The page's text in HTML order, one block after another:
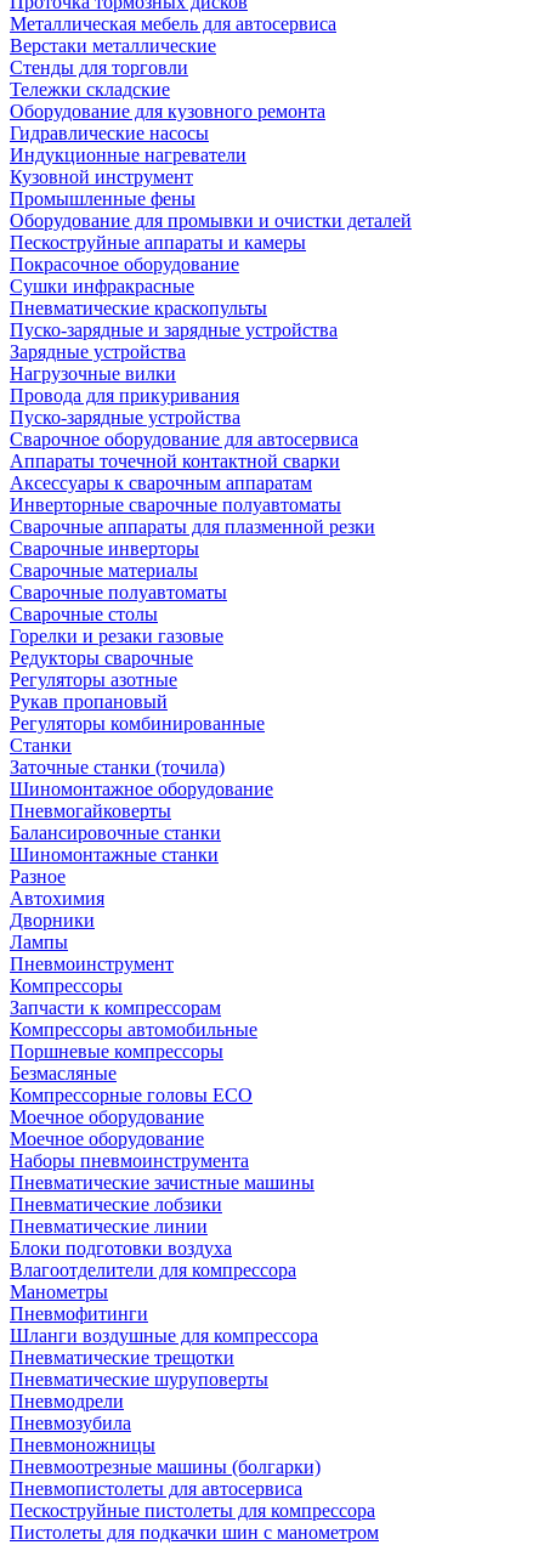
Металлическая мебель для автосервиса
Верстаки металлические
Стенды для торговли
Тележки складские
Оборудование для кузовного ремонта
Гидравлические насосы
Индукционные нагреватели
Кузовной инструмент
Промышленные фены
Оборудование для промывки и очистки деталей
Пескоструйные аппараты и камеры
Покрасочное оборудование
Сушки инфракрасные
Пневматические краскопульты
Пуско-зарядные и зарядные устройства
Зарядные устройства
Нагрузочные вилки
Провода для прикуривания
Пуско-зарядные устройства
Сварочное оборудование для автосервиса
Аппараты точечной контактной сварки
Аксессуары к сварочным аппаратам
Инверторные сварочные полуавтоматы
Сварочные аппараты для плазменной резки
Сварочные инверторы
Сварочные материалы
Сварочные полуавтоматы
Сварочные столы
Горелки и резаки газовые
Редукторы сварочные
Регуляторы азотные
Рукав пропановый
Регуляторы комбинированные
Станки
Заточные станки (точила)
Шиномонтажное оборудование
Пневмогайковерты
Балансировочные станки
Шиномонтажные станки
Разное
Автохимия
Дворники
Лампы
Пневмоинструмент
Компрессоры
Запчасти к компрессорам
Компрессоры автомобильные
Поршневые компрессоры
Безмасляные
Компрессорные головы ECO
Моечное оборудование
Моечное оборудование
Наборы пневмоинструмента
Пневматические зачистные машины
Пневматические лобзики
Пневматические линии
Блоки подготовки воздуха
Влагоотделители для компрессора
Манометры
Пневмофитинги
Шланги воздушные для компрессора
Пневматические трещотки
Пневматические шуруповерты
Пневмодрели
Пневмозубила
Пневмоножницы
Пневмоотрезные машины (болгарки)
Пневмопистолеты для автосервиса
Пескоструйные пистолеты для компрессора
Пистолеты для подкачки шин с манометром